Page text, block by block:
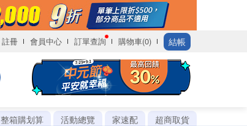
註冊 會員中心 訂單查詢 購物車(0) 結帳
整箱購划算 活動總覽 家速配
超商取貨